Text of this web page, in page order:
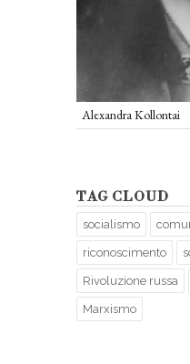
Alexandra Kollontai
TAG CLOUD
socialismo
riconoscimento
Rivoluzione russa
Marxismo